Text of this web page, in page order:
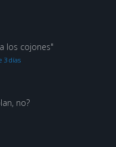
los cojones"
3 días
no?